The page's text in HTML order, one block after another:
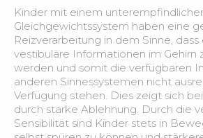
Krankenbeobachtung – Fallbeispiel
Mundraum – Grundlagen
Assassement zur Mundgesundheit
Nahrungsbestandteile – Grundlagen
Kinder mit einem
Gleichgewichtssystem haben eine
Reizverarbeitung in dem Sinne,
vestibuläre Informationen im Gehirn
werden und somit die verfügbaren
anderen Sinnessystemen nicht
Verfügung stehen. Dies zeigt sich
durch starke Ablehnung. Durch die
Sensibilität sind Kinder stets in